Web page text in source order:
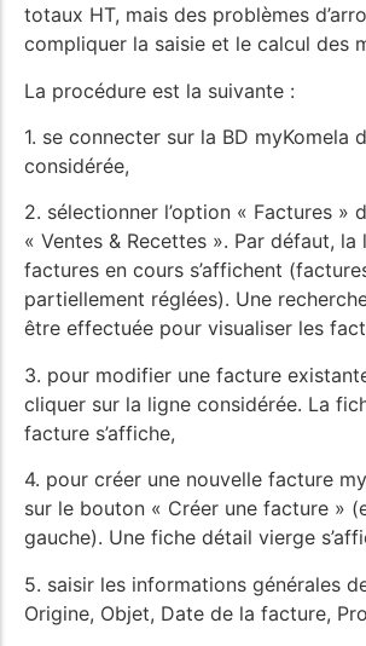
totaux HT, mais des problèmes
compliquer la saisie et le calcul des
La procédure est la suivante :
1. se connecter sur la BD myKomela
considérée,
2. sélectionner l’option « Factures »
« Ventes & Recettes ». Par défaut, la
factures en cours s’affichent
partiellement réglées). Une
être effectuée pour visualiser les
3. pour modifier une facture
cliquer sur la ligne considérée. La
facture s’affiche,
4. pour créer une nouvelle facture
sur le bouton « Créer une facture »
gauche). Une fiche détail vierge
5. saisir les informations générales
Origine, Objet, Date de la facture,